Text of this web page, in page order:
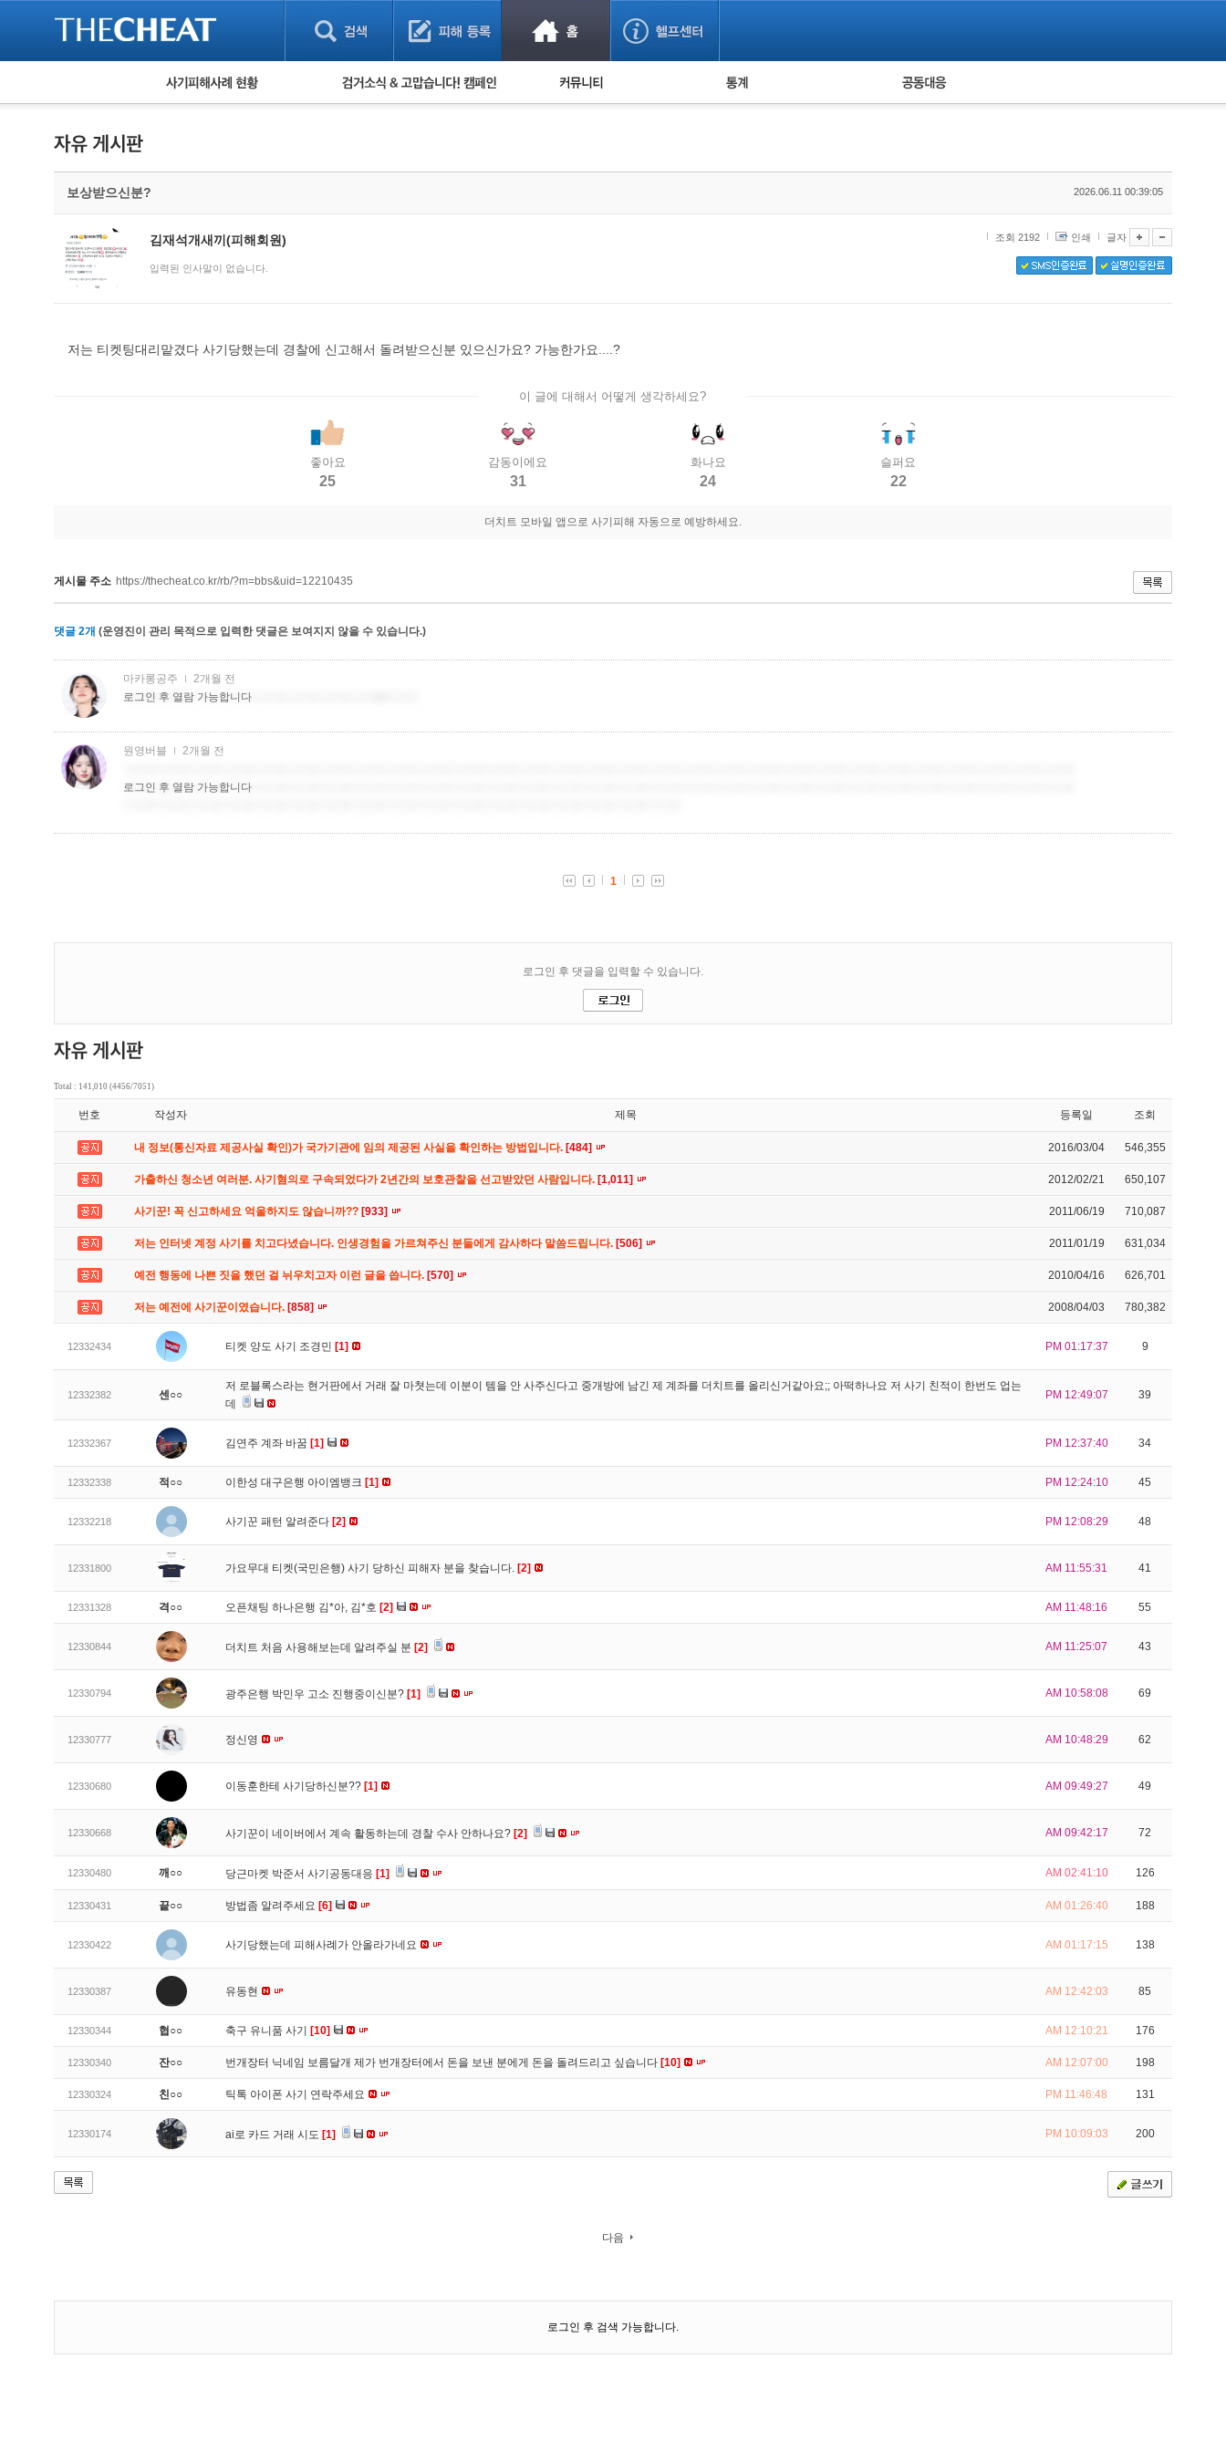
피해사례 현황
유해사이트 목록
비공개 피해사례
워킹홀리데이 피해사례
검거 소식 사기 예방했어요! 누적 피해사례 통계 피해자 공동대응
보상받으신분? 2026.06.11 00:39:05
김재석개새끼(피해회원)
입력된 인사말이 없습니다.
조회 2192 인쇄 글자
저는 티켓팅대리맡겼다 사기당했는데 경찰에 신고해서 돌려받으신분 있으신가요? 가능한가요....?
이 글에 대해서 어떻게 생각하세요?
좋아요
25
감동이에요
31
화나요
24
슬퍼요
22
더치트 모바일 앱으로 사기피해 자동으로 예방하세요.
게시물 주소 https://thecheat.co.kr/rb/?m=bbs&uid=12210435
댓글 2개 (운영진이 관리 목적으로 입력한 댓글은 보여지지 않을 수 있습니다.)
Total : 141,010 (4456/7051)
번호 작성자 제목 등록일 조회
내 정보(통신자료 제공사실 확인)가 국가기관에 임의 제공된 사실을 확인하는 방법입니다. [484] 2016/03/04 546,355
가출하신 청소년 여러분. 사기혐의로 구속되었다가 2년간의 보호관찰을 선고받았던 사람입니다. [1,011] 2012/02/21 650,107
사기꾼! 꼭 신고하세요 억울하지도 않습니까?? [933] 2011/06/19 710,087
저는 인터넷 계정 사기를 치고다녔습니다. 인생경험을 가르쳐주신 분들에게 감사하다 말씀드립니다. [506] 2011/01/19 631,034
예전 행동에 나쁜 짓을 했던 걸 뉘우치고자 이런 글을 씁니다. [570] 2010/04/16 626,701
저는 예전에 사기꾼이였습니다. [858] 2008/04/03 780,382
12332434 티켓 양도 사기 조경민 [1] PM 01:17:37 9
12332382 센○○
저 로블록스라는 현거판에서 거래 잘 마쳣는데 이분이 템을 안 사주신다고 중개방에 남긴 제 계좌를 더치트를 올리신거같아요;; 아떡하나요 저 사기 친적이 한번도 업는
데
PM 12:49:07 39
12332367 김연주 계좌 바꿈 [1] PM 12:37:40 34
12332338 적○○ 이한성 대구은행 아이엠뱅크 [1] PM 12:24:10 45
12332218 사기꾼 패턴 알려준다 [2] PM 12:08:29 48
12331800 가요무대 티켓(국민은행) 사기 당하신 피해자 분을 찾습니다. [2] AM 11:55:31 41
12331328 격○○ 오픈채팅 하나은행 김*아, 김*호 [2] AM 11:48:16 55
12330844 더치트 처음 사용해보는데 알려주실 분 [2] AM 11:25:07 43
12330794 광주은행 박민우 고소 진행중이신분? [1] AM 10:58:08 69
12330777 정신영 AM 10:48:29 62
12330680 이동훈한테 사기당하신분?? [1] AM 09:49:27 49
12330668 사기꾼이 네이버에서 계속 활동하는데 경찰 수사 안하나요? [2] AM 09:42:17 72
12330480 깨○○ 당근마켓 박준서 사기공동대응 [1] AM 02:41:10 126
12330431 끝○○ 방법좀 알려주세요 [6] AM 01:26:40 188
12330422 사기당했는데 피해사례가 안올라가네요 AM 01:17:15 138
12330387 유동현 AM 12:42:03 85
12330344 협○○ 축구 유니품 사기 [10] AM 12:10:21 176
12330340 잔○○ 번개장터 닉네임 보름달개 제가 번개장터에서 돈을 보낸 분에게 돈을 돌려드리고 싶습니다 [10] AM 12:07:00 198
12330324 친○○ 틱톡 아이폰 사기 연락주세요 PM 11:46:48 131
12330174 ai로 카드 거래 시도 [1] PM 10:09:03 200
다음
로그인 후 검색 가능합니다.